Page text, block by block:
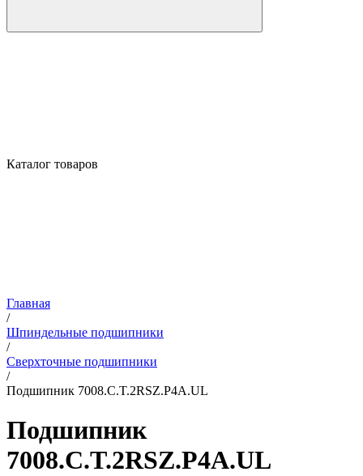
Каталог товаров
Главная
/
Шпиндельные подшипники
/
Сверхточные подшипники
/
Подшипник 7008.C.T.2RSZ.P4A.UL
Подшипник
7008.C.T.2RSZ.P4A.UL